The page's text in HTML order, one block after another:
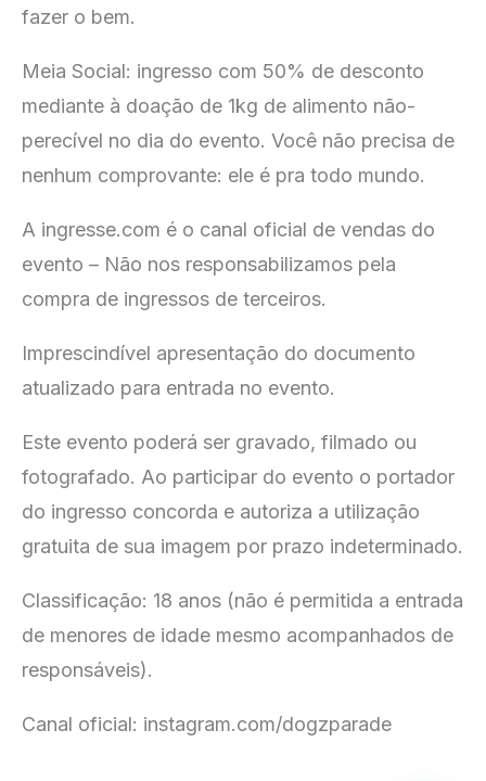
fazer o bem.
Meia Social: ingresso com 50% de desconto
mediante à doação de 1kg de alimento não-
perecível no dia do evento. Você não precisa de
nenhum comprovante: ele é pra todo mundo.
A ingresse.com é o canal oficial de vendas do
evento – Não nos responsabilizamos pela
compra de ingressos de terceiros.
Imprescindível apresentação do documento
atualizado para entrada no evento.
Este evento poderá ser gravado, filmado ou
fotografado. Ao participar do evento o portador
do ingresso concorda e autoriza a utilização
gratuita de sua imagem por prazo indeterminado.
Classificação: 18 anos (não é permitida a entrada
de menores de idade mesmo acompanhados de
responsáveis).
Canal oficial: instagram.com/dogzparade